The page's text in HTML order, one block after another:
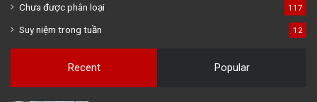
Chưa được phân loại 117
Suy niệm trong tuần 12
Recent Popular